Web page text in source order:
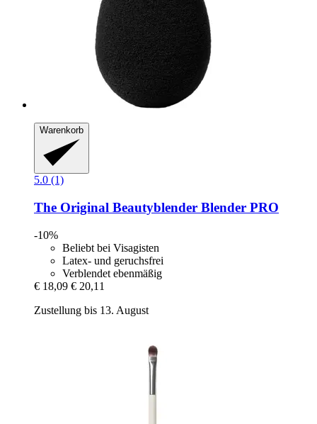
Warenkorb
5.0 (1)
The Original Beautyblender Blender PRO
-10%
Beliebt bei Visagisten
Latex- und geruchsfrei
Verblendet ebenmäßig
€ 18,09 € 20,11
Zustellung bis 13. August